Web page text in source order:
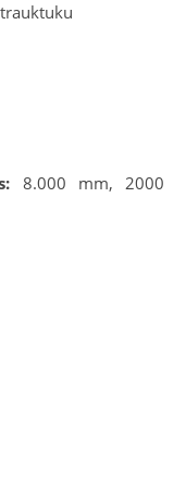
8.000 mm, 2000